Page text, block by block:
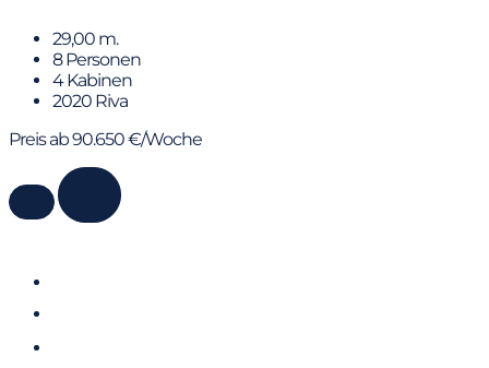
29,00 m.
8 Personen
4 Kabinen
2020 Riva
Preis ab 90.650 €/Woche